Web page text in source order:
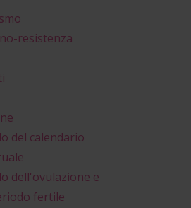
resistenza
del calendario
dell'ovulazione e
fertile